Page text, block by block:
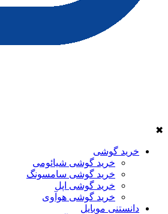
✖
خرید گوشی
خرید گوشی شیائومی
خرید گوشی سامسونگ
خرید گوشی اپل
خرید گوشی هوآوی
دانستنی موبایل